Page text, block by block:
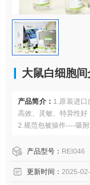
大鼠白细胞
产品简介： 1.原装进
高效、灵敏、特异性好
2.规范包被操作----吸
4.适用于血浆、血清、
5.可检测动物类型丰富
产品型号： REI046
更新时间： 2025-